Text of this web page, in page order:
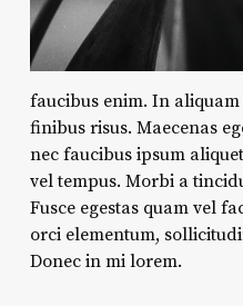
faucibus enim. In
finibus risus. Maecenas
nec faucibus ipsum
vel tempus. Morbi a
Fusce egestas quam vel
orci elementum,
Donec in mi lorem.